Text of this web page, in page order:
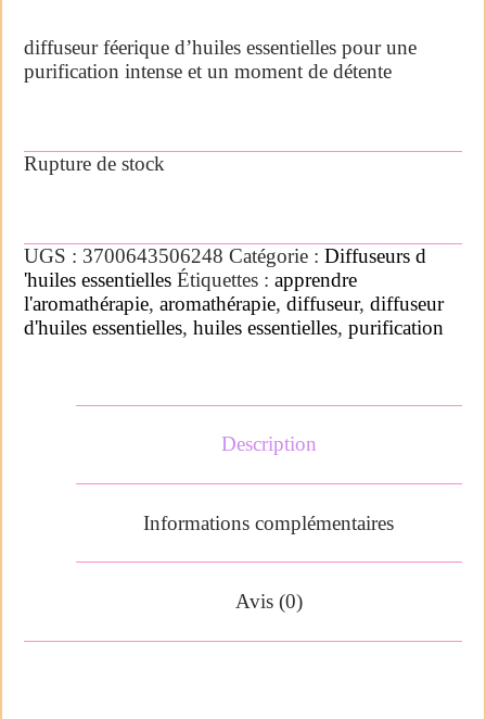
diffuseur féerique d’huiles essentielles pour une
purification intense et un moment de détente
Rupture de stock
UGS : 3700643506248 Catégorie : Diffuseurs d
'huiles essentielles Étiquettes : apprendre
l'aromathérapie, aromathérapie, diffuseur, diffuseur
d'huiles essentielles, huiles essentielles, purification
Description
Informations complémentaires
Avis (0)